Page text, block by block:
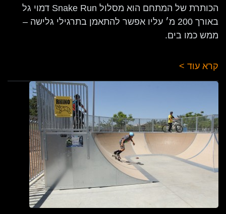
הכותרת של המתחם הוא מסלול Snake Run דמוי גל
באורך 200 מ׳ עליו אפשר להתאמן בתרגילי גלישה –
ממש כמו בים.
קרא עוד >